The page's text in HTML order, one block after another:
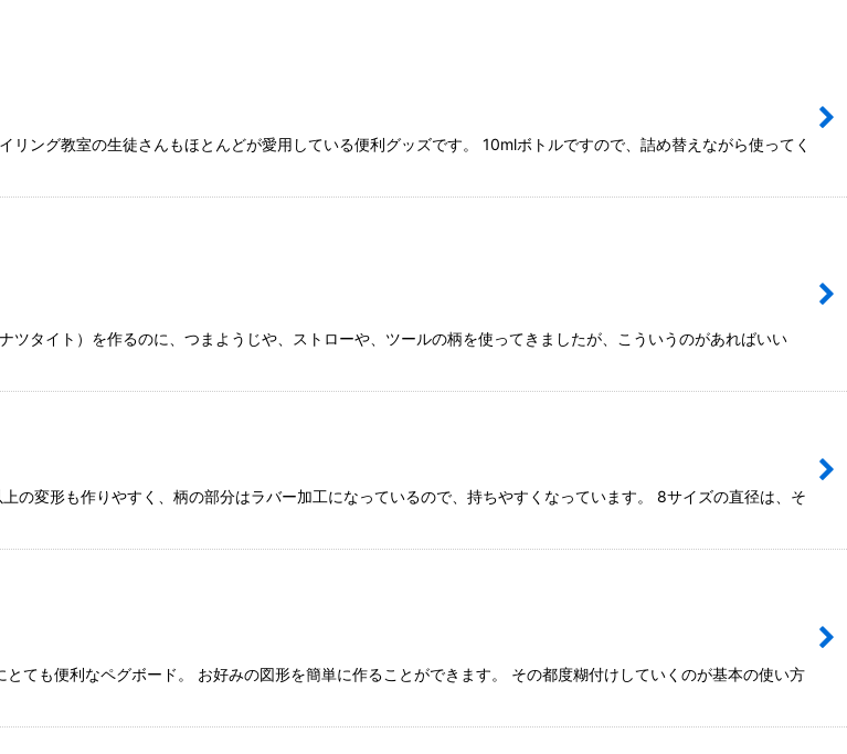
絞り込む
ング教室の生徒さんもほとんどが愛用している便利グッズです。 10mlボトルですので、詰め替えながら使ってく
タイト）を作るのに、つまようじや、ストローや、ツールの柄を使ってきましたが、こういうのがあればいい
の変形も作りやすく、柄の部分はラバー加工になっているので、持ちやすくなっています。 8サイズの直径は、そ
ても便利なペグボード。 お好みの図形を簡単に作ることができます。 その都度糊付けしていくのが基本の使い方